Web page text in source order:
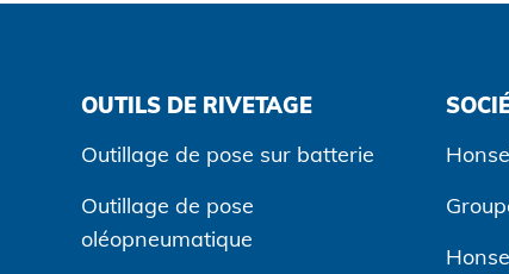
OUTILS DE RIVETAGE
Outillage de pose sur batterie
Outillage de pose
oléopneumatique